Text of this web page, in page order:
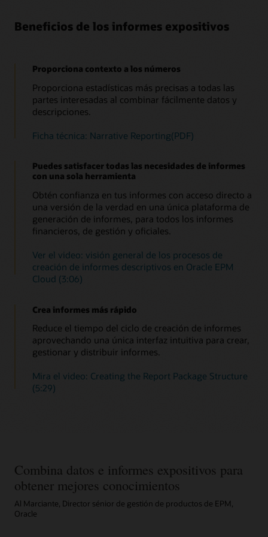
Beneficios de los informes expositivos
Proporciona contexto a los números
Proporciona estadísticas más precisas a todas las
partes interesadas al combinar fácilmente datos y
descripciones.
Ficha técnica: Narrative Reporting(PDF)
Puedes satisfacer todas las necesidades de informes
con una sola herramienta
Obtén confianza en tus informes con acceso directo a
una versión de la verdad en una única plataforma de
generación de informes, para todos los informes
financieros, de gestión y oficiales.
Ver el video: visión general de los procesos de
creación de informes descriptivos en Oracle EPM
Cloud (3:06)
Crea informes más rápido
Reduce el tiempo del ciclo de creación de informes
aprovechando una única interfaz intuitiva para crear,
gestionar y distribuir informes.
Mira el video: Creating the Report Package Structure
(5:29)
Combina datos e informes expositivos para
obtener mejores conocimientos
Al Marciante, Director sénior de gestión de productos de EPM,
Oracle